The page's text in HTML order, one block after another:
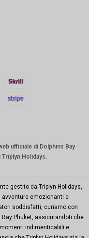
ufficiale di Dolphins Bay
Holidays.
gestito da Triplyn Holidays,
avventure emozionanti e
soddisfatti, curiamo con
Phuket, assicurandoti che
indimenticabili e